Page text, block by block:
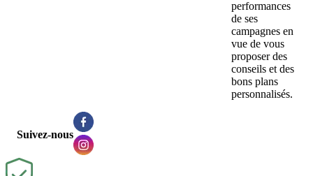
performances
de ses
campagnes en
vue de vous
proposer des
conseils et des
bons plans
personnalisés.
Suivez-nous